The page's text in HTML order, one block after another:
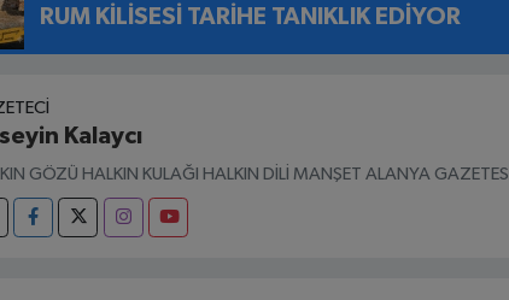
RUM KİLİSESİ TARİHE TANIKLIK EDİYOR
Kalaycı
GÖZÜ HALKIN KULAĞI HALKIN DİLİ MANŞET ALANYA GAZETESİ